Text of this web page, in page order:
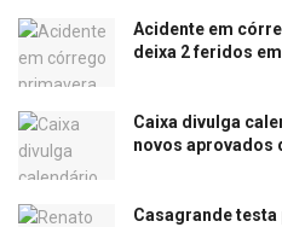
Acidente em
deixa 2 feridos
Caixa divulga
novos aprovados
Casagrande